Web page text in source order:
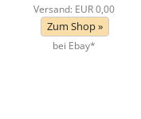
Versand: EUR 0,00
Zum Shop »
bei Ebay*